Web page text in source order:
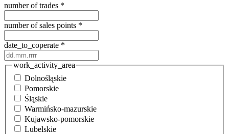
number of trades *
number of sales points *
date_to_coperate *
work_activity_area
Dolnośląskie
Pomorskie
Śląskie
Warmińsko-mazurskie
Kujawsko-pomorskie
Lubelskie